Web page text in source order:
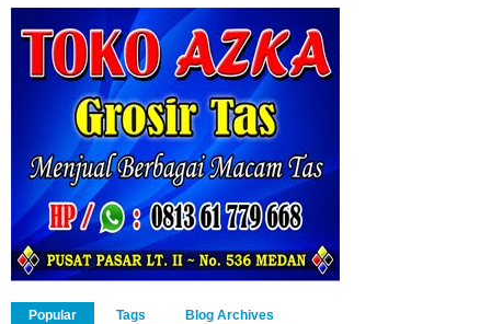
Popular Tags Blog Archives